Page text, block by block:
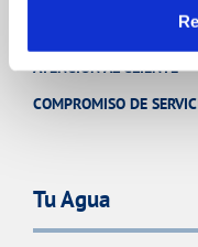
ATENCIÓN AL CLIENTE
COMPROMISO DE
Tu Agua